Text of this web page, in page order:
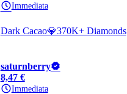
Immediata
Dark Cacao💎370K+ Diamonds
saturnberry
8,47 €
Immediata